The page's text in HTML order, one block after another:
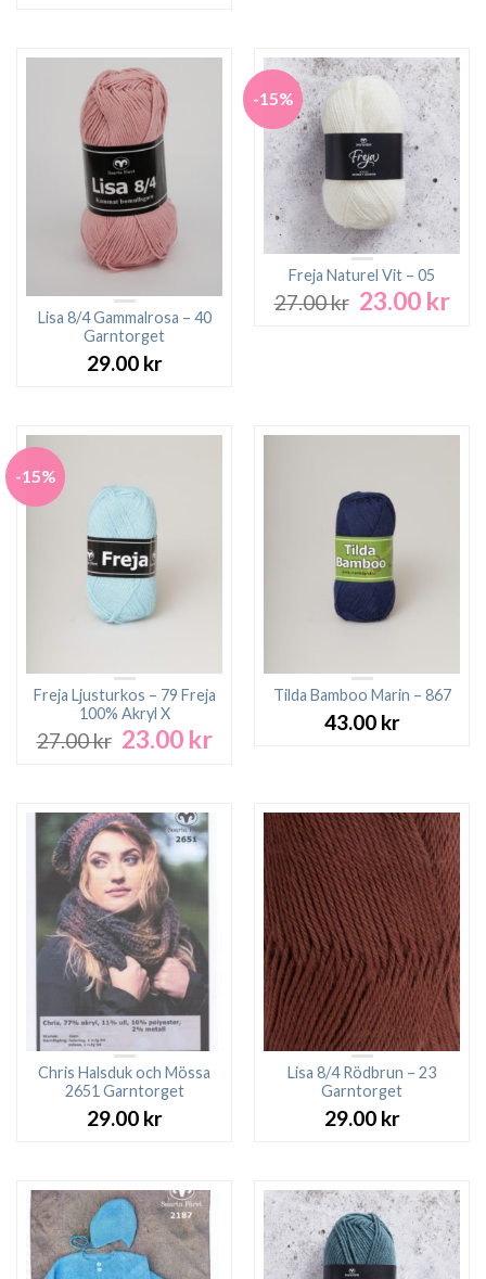
Lisa 8/4 Gammalrosa – 40
Garntorget
29.00 kr
-15%
Freja Naturel Vit – 05
27.00kr Det
23.00 krDet
-15%
Freja Ljusturkos – 79 Freja
100% Akryl X
27.00kr Det
27.00 kr.
23.00 krDet
23.00 kr.
Tilda Bamboo Marin – 867
43.00 kr
Chris Halsduk och Mössa
2651 Garntorget
29.00 kr
Lisa 8/4 Rödbrun – 23
Garntorget
29.00 kr